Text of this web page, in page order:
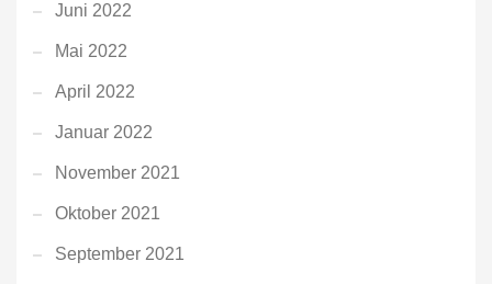
Juni 2022
Mai 2022
April 2022
Januar 2022
November 2021
Oktober 2021
September 2021